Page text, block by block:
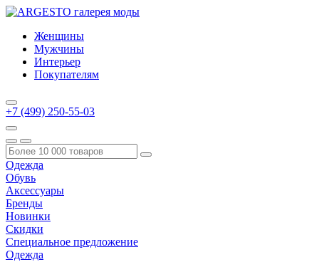
Женщины
Мужчины
Интерьер
Покупателям
+7 (499) 250-55-03
Одежда
Обувь
Аксессуары
Бренды
Новинки
Скидки
Специальное предложение
Одежда